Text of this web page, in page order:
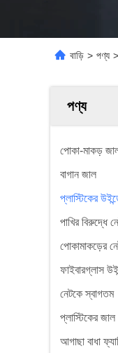
বাড়ি > পণ্য >
পণ্য
পোকা-মাকড়
বাগান জাল
প্লাস্টিকের
পাখির বিরুদ্ধে
পোকামাকড়ের
ফাইবারগ্লাস
নেটকে স্বাগতম
প্লাস্টিকের জাল
আগাছা বাধা